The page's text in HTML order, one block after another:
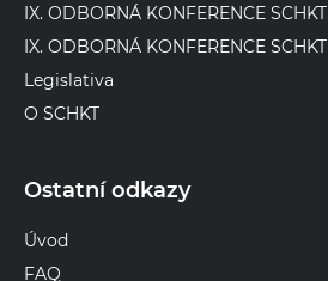
IX. ODBORNÁ KONFERENCE SCHKT
IX. ODBORNÁ KONFERENCE SCHKT
Legislativa
O SCHKT
Ostatní odkazy
Úvod
FAQ